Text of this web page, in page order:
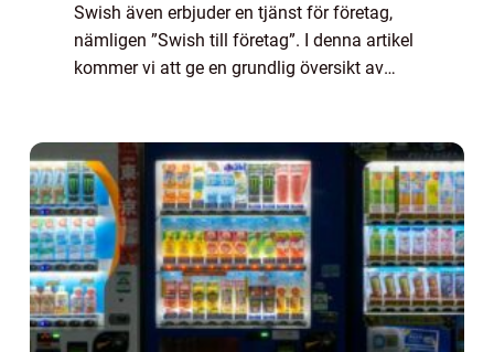
Swish även erbjuder en tjänst för företag,
nämligen ”Swish till företag”. I denna artikel
kommer vi att ge en grundlig översikt av